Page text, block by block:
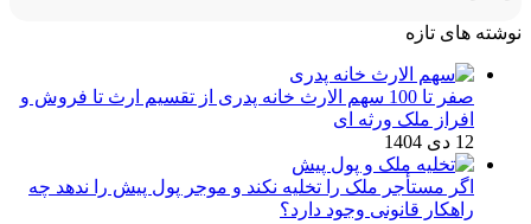
نوشته های تازه
صفر تا 100 سهم الارث خانه پدری از تقسیم ارث تا فروش و
افراز ملک ورثه ای
12 دی 1404
اگر مستأجر ملک را تخلیه نکند و موجر پول پیش را ندهد چه
راهکار قانونی وجود دارد؟